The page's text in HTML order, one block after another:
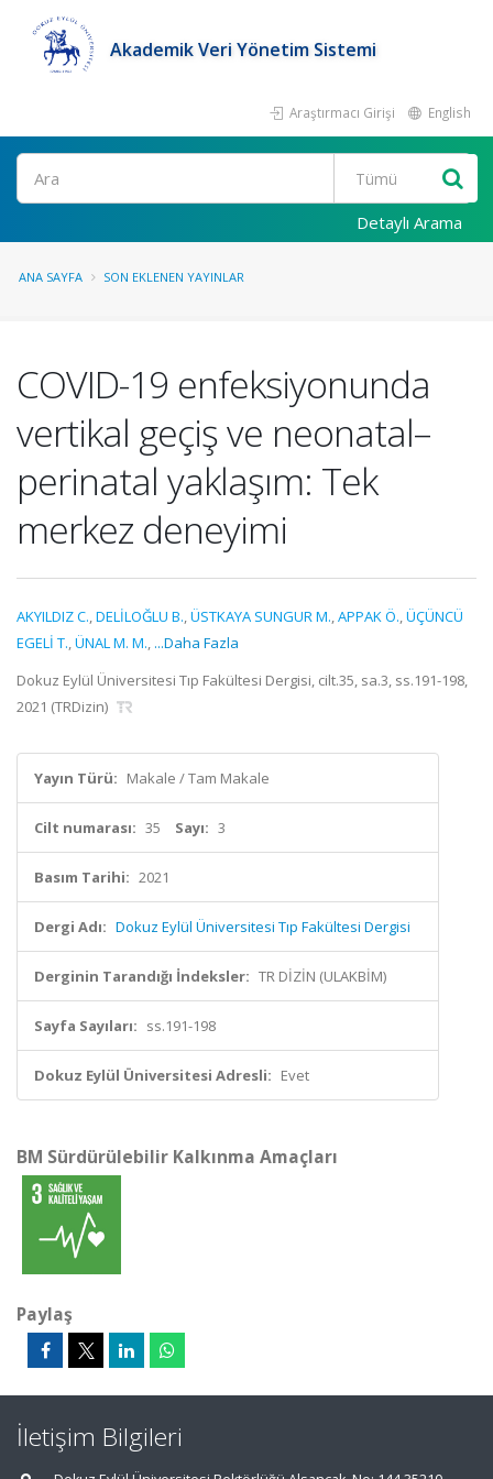
Akademik Veri Yönetim Sistemi
Araştırmacı Girişi English
Ara
Detaylı Arama
ANA SAYFA SON EKLENEN YAYINLAR
COVID-19 enfeksiyonunda
vertikal geçiş ve neonatal–
perinatal yaklaşım: Tek
merkez deneyimi
AKYILDIZ C.,DELİLOĞLU B.,ÜSTKAYA SUNGUR M.,APPAK Ö.,ÜÇÜNCÜ
EGELİ T.,ÜNAL M. M., ...Daha Fazla
Dokuz Eylül Üniversitesi Tıp Fakültesi Dergisi, cilt.35, sa.3, ss.191-198,
2021 (TRDizin)
Yayın Türü: Makale / Tam Makale
Cilt numarası: 35 Sayı: 3
Basım Tarihi: 2021
Dergi Adı: Dokuz Eylül Üniversitesi Tıp Fakültesi Dergisi
Derginin Tarandığı İndeksler: TR DİZİN (ULAKBİM)
Sayfa Sayıları: ss.191-198
Dokuz Eylül Üniversitesi Adresli: Evet
BM Sürdürülebilir Kalkınma Amaçları
Paylaş
İletişim Bilgileri